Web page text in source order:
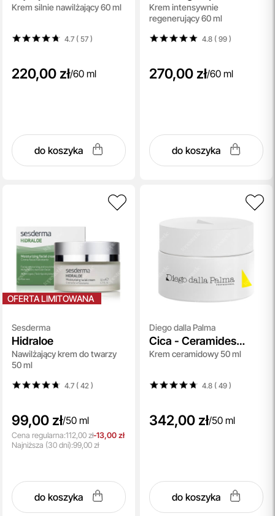
Krem silnie nawilżający 60 ml
4.7 ( 57)
220,00 zł/60 ml
do koszyka
Cream
Krem intensywnie
regenerujący 60 ml
4.8 ( 99)
270,00 zł/60 ml
do koszyka
OFERTA LIMITOWANA
Sesderma
Hidraloe
Nawilżający krem do twarzy
50 ml
4.7 ( 42 )
99,00 zł/50 ml
Cena regularna:112,00 zł-13,00 zł
Najniższa (30 dni):99,00 zł
do koszyka
Diego dalla Palma
Cica - Ceramides
Cream
Krem ceramidowy 50 ml
4.8 ( 49)
342,00 zł/50 ml
do koszyka